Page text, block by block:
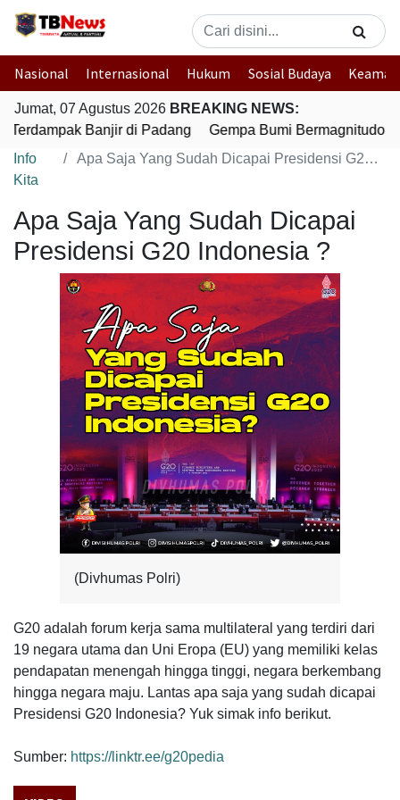
Nasional Internasional Hukum Sosial Budaya
Jumat, 07 Agustus 2026 BREAKING NEWS:
Banjir di Padang
Gempa Bumi Bermagnitudo
Info
Kita
Apa Saja Yang Sudah Dicapai Presidensi G20 Indonesia ?
Apa Saja Yang Sudah Dicapai
Presidensi G20 Indonesia ?
(Divhumas Polri)
G20 adalah forum kerja sama multilateral yang terdiri dari
19 negara utama dan Uni Eropa (EU) yang memiliki kelas
pendapatan menengah hingga tinggi, negara berkembang
hingga negara maju. Lantas apa saja yang sudah dicapai
Presidensi G20 Indonesia? Yuk simak info berikut.
Sumber: https://linktr.ee/g20pedia